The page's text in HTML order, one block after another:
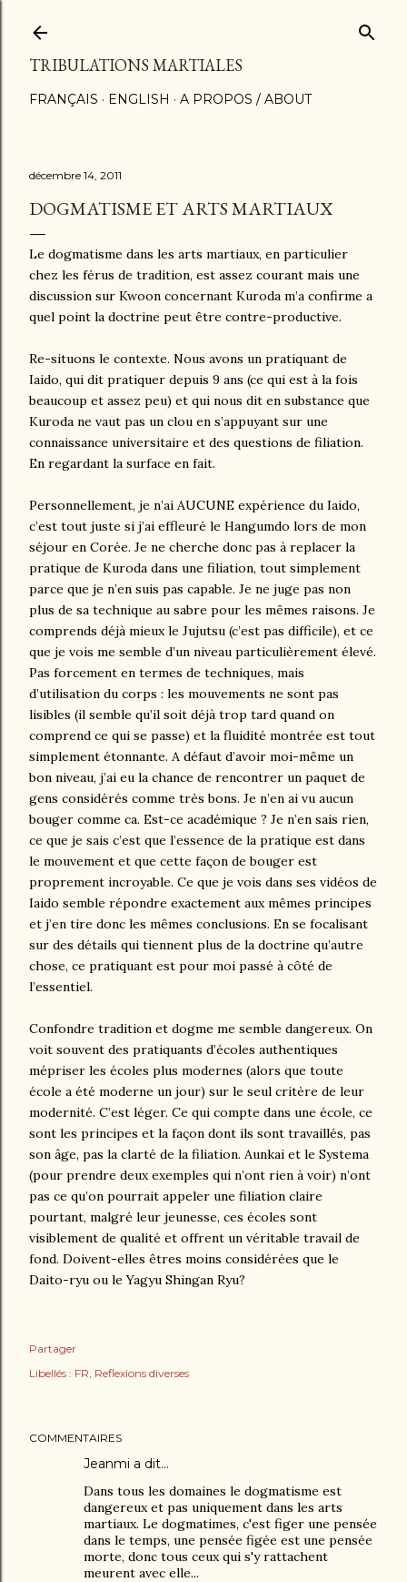
TRIBULATIONS MARTIALES
FRANÇAIS ENGLISH A PROPOS / ABOUT
décembre 14, 2011
DOGMATISME ET ARTS MARTIAUX
Le dogmatisme dans les arts martiaux, en particulier
chez les férus de tradition, est assez courant mais une
discussion sur Kwoon concernant Kuroda m’a confirme a
quel point la doctrine peut être contre-productive.
Re-situons le contexte. Nous avons un pratiquant de
Iaido, qui dit pratiquer depuis 9 ans (ce qui est à la fois
beaucoup et assez peu) et qui nous dit en substance que
Kuroda ne vaut pas un clou en s’appuyant sur une
connaissance universitaire et des questions de filiation.
En regardant la surface en fait.
Personnellement, je n’ai AUCUNE expérience du Iaido,
c’est tout juste si j’ai effleuré le Hangumdo lors de mon
séjour en Corée. Je ne cherche donc pas à replacer la
pratique de Kuroda dans une filiation, tout simplement
parce que je n’en suis pas capable. Je ne juge pas non
plus de sa technique au sabre pour les mêmes raisons. Je
comprends déjà mieux le Jujutsu (c’est pas difficile), et ce
que je vois me semble d’un niveau particulièrement élevé.
Pas forcement en termes de techniques, mais
d’utilisation du corps : les mouvements ne sont pas
lisibles (il semble qu’il soit déjà trop tard quand on
comprend ce qui se passe) et la fluidité montrée est tout
simplement étonnante. A défaut d’avoir moi-même un
bon niveau, j’ai eu la chance de rencontrer un paquet de
gens considérés comme très bons. Je n’en ai vu aucun
bouger comme ca. Est-ce académique ? Je n’en sais rien,
ce que je sais c’est que l’essence de la pratique est dans
le mouvement et que cette façon de bouger est
proprement incroyable. Ce que je vois dans ses vidéos de
Iaido semble répondre exactement aux mêmes principes
et j’en tire donc les mêmes conclusions. En se focalisant
sur des détails qui tiennent plus de la doctrine qu’autre
chose, ce pratiquant est pour moi passé à côté de
l’essentiel.
Confondre tradition et dogme me semble dangereux. On
voit souvent des pratiquants d’écoles authentiques
mépriser les écoles plus modernes (alors que toute
école a été moderne un jour) sur le seul critère de leur
modernité. C’est léger. Ce qui compte dans une école, ce
sont les principes et la façon dont ils sont travaillés, pas
son âge, pas la clarté de la filiation. Aunkai et le Systema
(pour prendre deux exemples qui n’ont rien à voir) n’ont
pas ce qu’on pourrait appeler une filiation claire
pourtant, malgré leur jeunesse, ces écoles sont
visiblement de qualité et offrent un véritable travail de
fond. Doivent-elles êtres moins considérées que le
Daito-ryu ou le Yagyu Shingan Ryu?
Partager
Libellés : FR Reflexions diverses
COMMENTAIRES
Jeanmi a dit…
Dans tous les domaines le dogmatisme est
dangereux et pas uniquement dans les arts
martiaux. Le dogmatimes, c'est figer une pensée
dans le temps, une pensée figée est une pensée
morte, donc tous ceux qui s'y rattachent
meurent avec elle...